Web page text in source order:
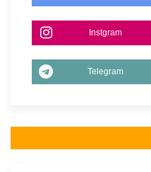
Instgram
Telegram